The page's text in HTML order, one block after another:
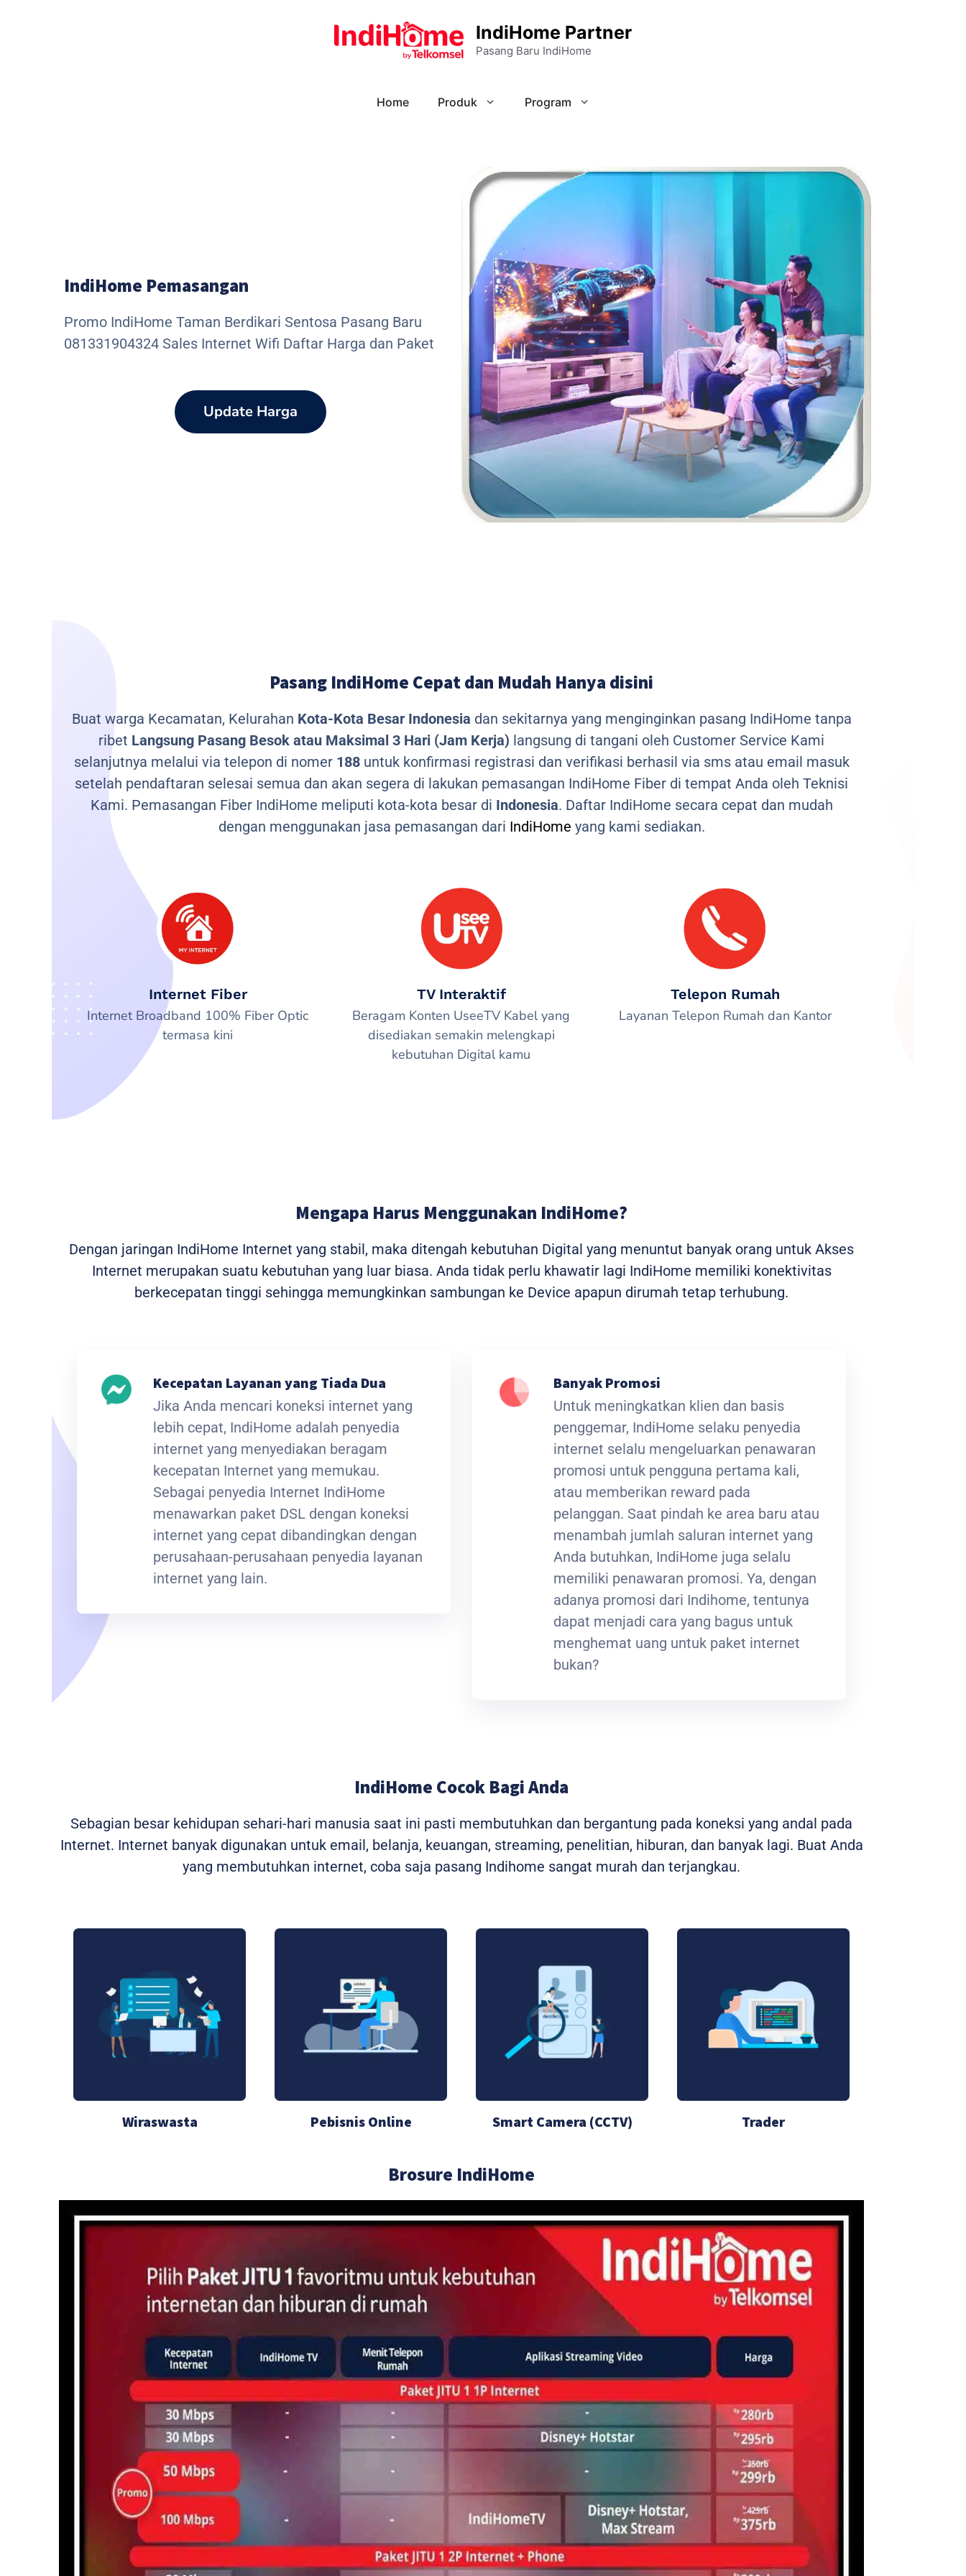
IndiHome Partner
Pasang Baru IndiHome
Home Produk Program
IndiHome Pemasangan
Promo IndiHome Taman Berdikari Sentosa Pasang Baru
081331904324 Sales Internet Wifi Daftar Harga dan Paket
Update Harga
Pasang IndiHome Cepat dan Mudah Hanya disini
Buat warga Kecamatan, Kelurahan Kota-Kota Besar Indonesia dan sekitarnya yang menginginkan pasang IndiHome tanpa
ribet Langsung Pasang Besok atau Maksimal 3 Hari (Jam Kerja) langsung di tangani oleh Customer Service Kami
selanjutnya melalui via telepon di nomer 188 untuk konfirmasi registrasi dan verifikasi berhasil via sms atau email masuk
setelah pendaftaran selesai semua dan akan segera di lakukan pemasangan IndiHome Fiber di tempat Anda oleh Teknisi
Kami. Pemasangan Fiber IndiHome meliputi kota-kota besar di Indonesia. Daftar IndiHome secara cepat dan mudah
dengan menggunakan jasa pemasangan dari IndiHome yang kami sediakan.
Internet Fiber
Internet Broadband 100% Fiber Optic
termasa kini
TV Interaktif
Beragam Konten UseeTV Kabel yang
disediakan semakin melengkapi
kebutuhan Digital kamu
Telepon Rumah
Layanan Telepon Rumah dan Kantor
Mengapa Harus Menggunakan IndiHome?
Dengan jaringan IndiHome Internet yang stabil, maka ditengah kebutuhan Digital yang menuntut banyak orang untuk Akses
Internet merupakan suatu kebutuhan yang luar biasa. Anda tidak perlu khawatir lagi IndiHome memiliki konektivitas
berkecepatan tinggi sehingga memungkinkan sambungan ke Device apapun dirumah tetap terhubung.
Kecepatan Layanan yang Tiada Dua
Jika Anda mencari koneksi internet yang
lebih cepat, IndiHome adalah penyedia
internet yang menyediakan beragam
kecepatan Internet yang memukau.
Sebagai penyedia Internet IndiHome
menawarkan paket DSL dengan koneksi
internet yang cepat dibandingkan dengan
perusahaan-perusahaan penyedia layanan
internet yang lain.
Banyak Promosi
Untuk meningkatkan klien dan basis
penggemar, IndiHome selaku penyedia
internet selalu mengeluarkan penawaran
promosi untuk pengguna pertama kali,
atau memberikan reward pada
pelanggan. Saat pindah ke area baru atau
menambah jumlah saluran internet yang
Anda butuhkan, IndiHome juga selalu
memiliki penawaran promosi. Ya, dengan
adanya promosi dari Indihome, tentunya
dapat menjadi cara yang bagus untuk
menghemat uang untuk paket internet
bukan?
IndiHome Cocok Bagi Anda
Sebagian besar kehidupan sehari-hari manusia saat ini pasti membutuhkan dan bergantung pada koneksi yang andal pada
Internet. Internet banyak digunakan untuk email, belanja, keuangan, streaming, penelitian, hiburan, dan banyak lagi. Buat Anda
yang membutuhkan internet, coba saja pasang Indihome sangat murah dan terjangkau.
Wiraswasta Pebisnis Online Smart Camera (CCTV) Trader
Brosure IndiHome